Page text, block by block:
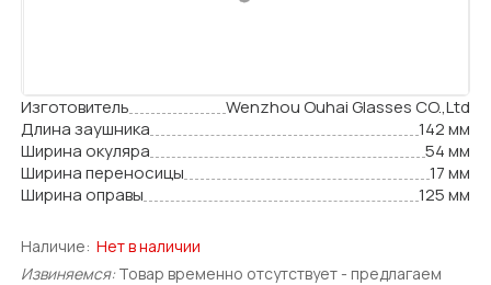
Изготовитель
Wenzhou Ouhai Glasses CO.,Ltd
Длина заушника
142 мм
Ширина окуляра
54 мм
Ширина переносицы
17 мм
Ширина оправы
125 мм
Наличие: Нет в наличии
Извиняемся: Товар временно отсутствует - предлагаем